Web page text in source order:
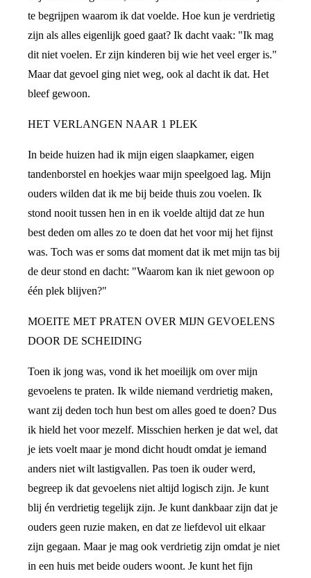
te begrijpen waarom ik dat voelde. Hoe kun je verdrietig
zijn als alles eigenlijk goed gaat? Ik dacht vaak: "Ik mag
dit niet voelen. Er zijn kinderen bij wie het veel erger is."
Maar dat gevoel ging niet weg, ook al dacht ik dat. Het
bleef gewoon.
HET VERLANGEN NAAR 1 PLEK
In beide huizen had ik mijn eigen slaapkamer, eigen
tandenborstel en hoekjes waar mijn speelgoed lag. Mijn
ouders wilden dat ik me bij beide thuis zou voelen. Ik
stond nooit tussen hen in en ik voelde altijd dat ze hun
best deden om alles zo te doen dat het voor mij het fijnst
was. Toch was er soms dat moment dat ik met mijn tas bij
de deur stond en dacht: "Waarom kan ik niet gewoon op
één plek blijven?"
MOEITE MET PRATEN OVER MIJN GEVOELENS
DOOR DE SCHEIDING
Toen ik jong was, vond ik het moeilijk om over mijn
gevoelens te praten. Ik wilde niemand verdrietig maken,
want zij deden toch hun best om alles goed te doen? Dus
ik hield het voor mezelf. Misschien herken je dat wel, dat
je iets voelt maar je mond dicht houdt omdat je iemand
anders niet wilt lastigvallen. Pas toen ik ouder werd,
begreep ik dat gevoelens niet altijd logisch zijn. Je kunt
blij én verdrietig tegelijk zijn. Je kunt dankbaar zijn dat je
ouders geen ruzie maken, en dat ze liefdevol uit elkaar
zijn gegaan. Maar je mag ook verdrietig zijn omdat je niet
in een huis met beide ouders woont. Je kunt het fijn